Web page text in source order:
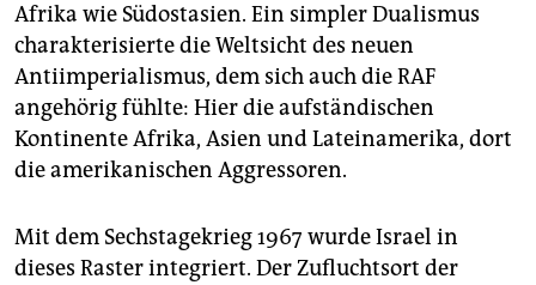
Afrika wie Südostasien. Ein simpler Dualismus
charakterisierte die Weltsicht des neuen
Antiimperialismus, dem sich auch die RAF
angehörig fühlte: Hier die aufständischen
Kontinente Afrika, Asien und Lateinamerika, dort
die amerikanischen Aggressoren.
Mit dem Sechstagekrieg 1967 wurde Israel in
dieses Raster integriert. Der Zufluchtsort der